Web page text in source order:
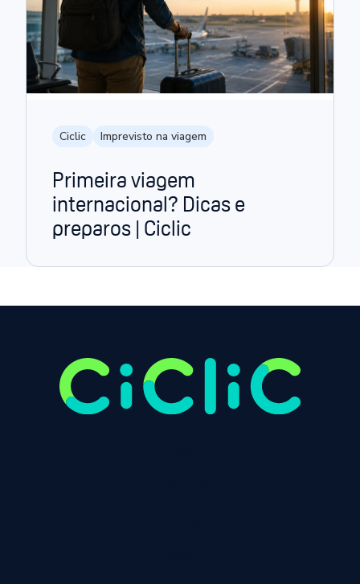
Ciclic Imprevisto na viagem
Primeira viagem
internacional? Dicas e
preparos | Ciclic